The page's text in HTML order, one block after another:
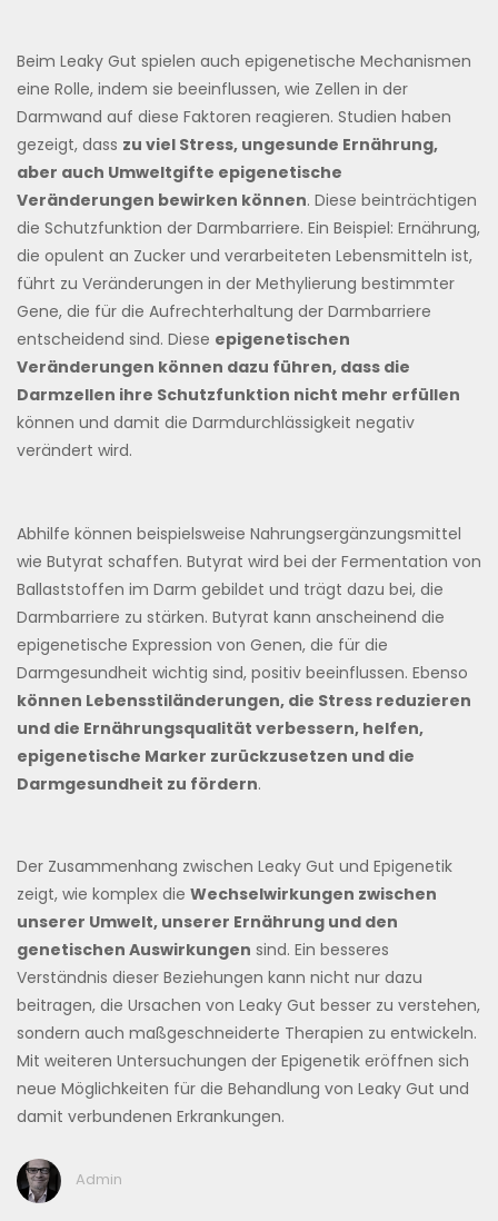
Beim Leaky Gut spielen auch epigenetische Mechanismen
eine Rolle, indem sie beeinflussen, wie Zellen in der
Darmwand auf diese Faktoren reagieren. Studien haben
gezeigt, dass zu viel Stress, ungesunde Ernährung,
aber auch Umweltgifte epigenetische
Veränderungen bewirken können. Diese beinträchtigen
die Schutzfunktion der Darmbarriere. Ein Beispiel: Ernährung,
die opulent an Zucker und verarbeiteten Lebensmitteln ist,
führt zu Veränderungen in der Methylierung bestimmter
Gene, die für die Aufrechterhaltung der Darmbarriere
entscheidend sind. Diese epigenetischen
Veränderungen können dazu führen, dass die
Darmzellen ihre Schutzfunktion nicht mehr erfüllen
können und damit die Darmdurchlässigkeit negativ
verändert wird.
Abhilfe können beispielsweise Nahrungsergänzungsmittel
wie Butyrat schaffen. Butyrat wird bei der Fermentation von
Ballaststoffen im Darm gebildet und trägt dazu bei, die
Darmbarriere zu stärken. Butyrat kann anscheinend die
epigenetische Expression von Genen, die für die
Darmgesundheit wichtig sind, positiv beeinflussen. Ebenso
können Lebensstiländerungen, die Stress reduzieren
und die Ernährungsqualität verbessern, helfen,
epigenetische Marker zurückzusetzen und die
Darmgesundheit zu fördern.
Der Zusammenhang zwischen Leaky Gut und Epigenetik
zeigt, wie komplex die Wechselwirkungen zwischen
unserer Umwelt, unserer Ernährung und den
genetischen Auswirkungen sind. Ein besseres
Verständnis dieser Beziehungen kann nicht nur dazu
beitragen, die Ursachen von Leaky Gut besser zu verstehen,
sondern auch maßgeschneiderte Therapien zu entwickeln.
Mit weiteren Untersuchungen der Epigenetik eröffnen sich
neue Möglichkeiten für die Behandlung von Leaky Gut und
damit verbundenen Erkrankungen.
Admin